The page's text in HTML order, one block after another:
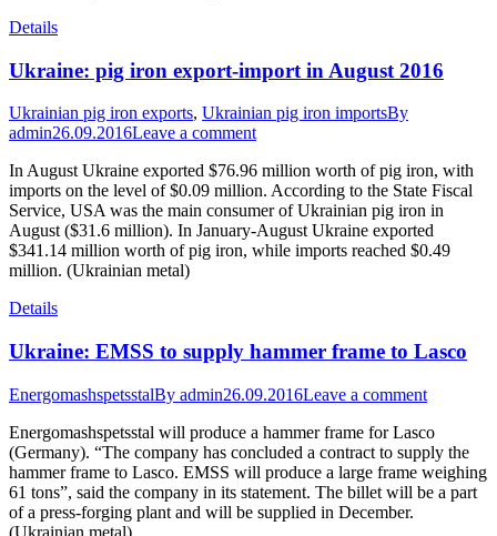
Details
Ukraine: pig iron export-import in August 2016
Ukrainian pig iron exports, Ukrainian pig iron importsBy
admin26.09.2016Leave a comment
In August Ukraine exported $76.96 million worth of pig iron, with
imports on the level of $0.09 million. According to the State Fiscal
Service, USA was the main consumer of Ukrainian pig iron in
August ($31.6 million). In January-August Ukraine exported
$341.14 million worth of pig iron, while imports reached $0.49
million. (Ukrainian metal)
Details
Ukraine: EMSS to supply hammer frame to Lasco
EnergomashspetsstalBy admin26.09.2016Leave a comment
Energomashspetsstal will produce a hammer frame for Lasco
(Germany). “The company has concluded a contract to supply the
hammer frame to Lasco. EMSS will produce a large frame weighing
61 tons”, said the company in its statement. The billet will be a part
of a press-forging plant and will be supplied in December.
(Ukrainian metal)